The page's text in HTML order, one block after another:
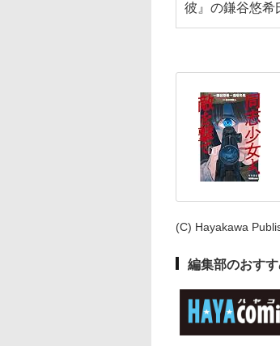
彼』の鎌谷悠希
(C) Hayakawa
編集部のおす